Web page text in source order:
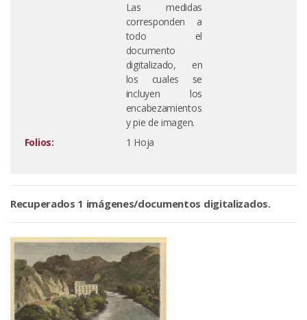
Las medidas
corresponden a
todo el
documento
digitalizado, en
los cuales se
incluyen los
encabezamientos
y pie de imagen.
Folios:
1 Hoja
Recuperados 1 imágenes/documentos digitalizados.